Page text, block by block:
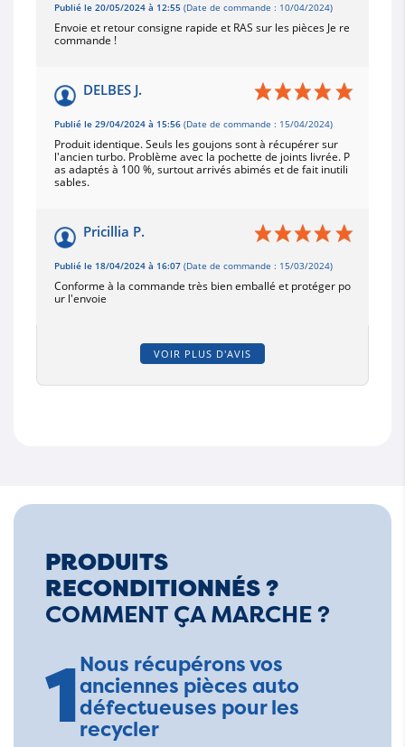
Publié le 20/05/2024 à 12:55 (Date de commande : 10/04/2024)
Envoie et retour consigne rapide et RAS sur les pièces Je re
commande !
DELBES J.
Publié le 29/04/2024 à 15:56 (Date de commande : 15/04/2024)
Produit identique. Seuls les goujons sont à récupérer sur
l'ancien turbo. Problème avec la pochette de joints livrée. P
as adaptés à 100 %, surtout arrivés abimés et de fait inutili
sables.
Pricillia P.
Publié le 18/04/2024 à 16:07 (Date de commande : 15/03/2024)
Conforme à la commande très bien emballé et protéger po
ur l'envoie
VOIR PLUS D'AVIS
PRODUITS
RECONDITIONNÉS ?
COMMENT ÇA MARCHE ?
1Nous récupérons vos
anciennes pièces auto
défectueuses pour les
recycler